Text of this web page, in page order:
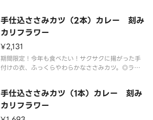
第終了いたします。あらかじめご了承ください。
手仕込ささみカツ（2本）カレー 刻み
カリフラワー
¥2,131
期間限定！今年も食べたい！サクサクに揚がった手
付けの衣、ふっくらやわらかなささみカツ。◎ライ
方など調理方法により個体差がございます。◎2026
年6月以降食材がなくな
手仕込ささみカツ（1本）カレー 刻み
カリフラワー